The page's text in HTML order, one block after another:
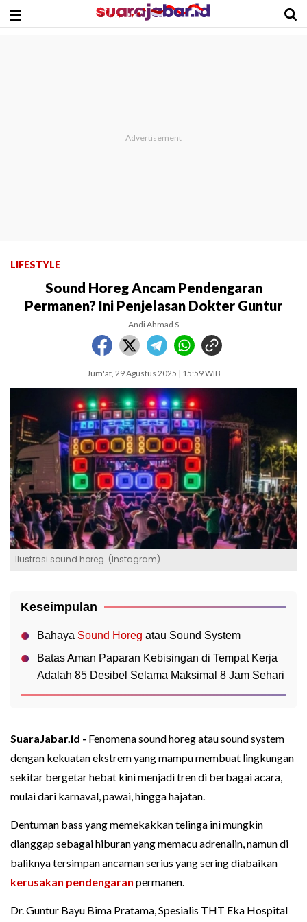
LIFESTYLE
Sound Horeg Ancam Pendengaran
Permanen? Ini Penjelasan Dokter Guntur
Andi Ahmad S
Jum'at, 29 Agustus 2025 | 15:59 WIB
Ilustrasi sound horeg. (Instagram)
Keseimpulan
Bahaya Sound Horeg atau Sound System
Batas Aman Paparan Kebisingan di Tempat Kerja
Adalah 85 Desibel Selama Maksimal 8 Jam Sehari
SuaraJabar.id - Fenomena sound horeg atau sound system
dengan kekuatan ekstrem yang mampu membuat lingkungan
sekitar bergetar hebat kini menjadi tren di berbagai acara,
mulai dari karnaval, pawai, hingga hajatan.
Dentuman bass yang memekakkan telinga ini mungkin
dianggap sebagai hiburan yang memacu adrenalin, namun di
baliknya tersimpan ancaman serius yang sering diabaikan
kerusakan pendengaran permanen.
Dr. Guntur Bayu Bima Pratama, Spesialis THT Eka Hospital